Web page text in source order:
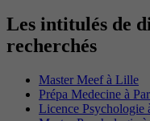
Les intitulés de
recherchés
Master Meef à Lille
Prépa Medecine à
Licence Psychologie